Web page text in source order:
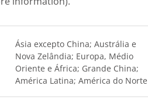
Ásia excepto China; Austrália e
Nova Zelândia; Europa, Médio
Oriente e África; Grande China;
América Latina; América do Norte